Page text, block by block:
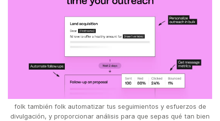
folk también folk automatizar tus seguimientos y esfuerzos de
divulgación, y proporcionar análisis para que sepas qué tan bien